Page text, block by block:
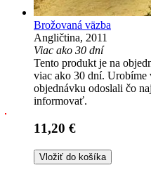
Brožovaná väzba
Angličtina, 2011
Viac ako 30 dní
Tento produkt je na
viac ako 30 dní. Urobíme
objednávku odoslali čo
informovať.
11,20 €
Vložiť do košíka